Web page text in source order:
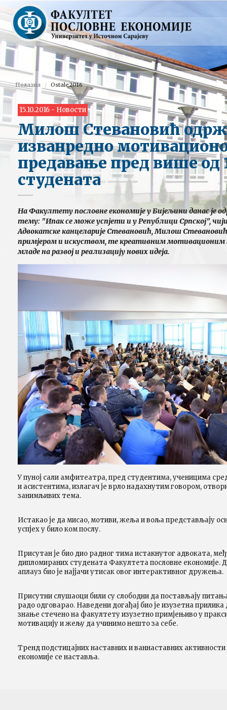
Полазна Ostale2016
15.10.2016 - Новости
Милош Стевановић
изванредно
предавање пред више од
студената
На Факултету пословне економије у Бијељини данас је
тему: "Ипак се може успјети и у Републици Српској",
Адвокатске канцеларије Стевановић, Милош
примјером и искуством, те креативним мотивационим
младе на развој и реализацију нових идеја.
У пуној сали амфитеатра, пред студентима, ученицима
и асистентима, излагач је врло надахнутим говором,
занимљивих тема.
Истакао је да мисао, мотиви, жеља и воља представљају
успјех у било ком послу.
Присутан је био дио радног тима истакнутог адвоката,
дипломираних студената Факултета пословне економије.
аплауз био је најјачи утисак овог интерактивног дружења.
Присутни слушаоци били су слободни да постављају
радо одговарао. Наведени догађај био је изузетна прилика
знање стечено на факултету изузетно примјењиво у
мотивацију и жељу да учинимо нешто за себе.
Тренд подстицајних наставних и ваннаставних
економије се наставља.